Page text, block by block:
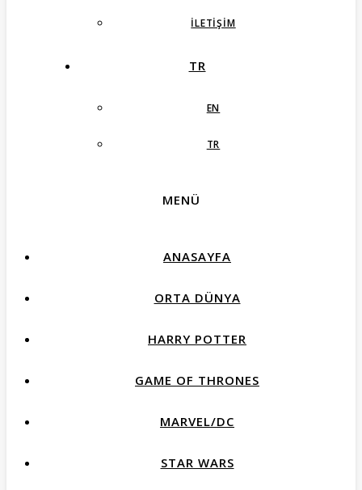
İLETIŞIM
TR
EN
TR
MENÜ
ANASAYFA
ORTA DÜNYA
HARRY POTTER
GAME OF THRONES
MARVEL/DC
STAR WARS